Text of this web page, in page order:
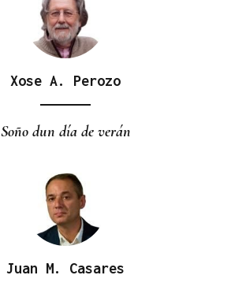
Xose A. Perozo
Soño dun día de verán
Juan M. Casares